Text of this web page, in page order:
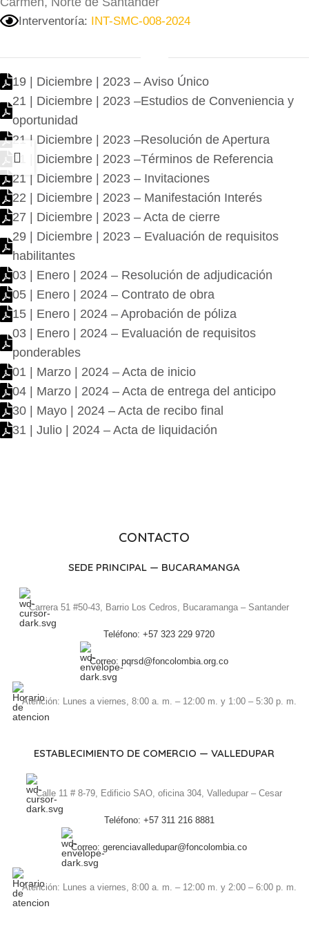
Interventoría: INT-SMC-008-2024
19 | Diciembre | 2023 – Aviso Único
21 | Diciembre | 2023 –Estudios de Conveniencia y
oportunidad
21 | Diciembre | 2023 –Resolución de Apertura
21 | Diciembre | 2023 –Términos de Referencia
21 | Diciembre | 2023 – Invitaciones
22 | Diciembre | 2023 – Manifestación Interés
27 | Diciembre | 2023 – Acta de cierre
29 | Diciembre | 2023 – Evaluación de requisitos
habilitantes
03 | Enero | 2024 – Resolución de adjudicación
05 | Enero | 2024 – Contrato de obra
15 | Enero | 2024 – Aprobación de póliza
03 | Enero | 2024 – Evaluación de requisitos
ponderables
01 | Marzo | 2024 – Acta de inicio
04 | Marzo | 2024 – Acta de entrega del anticipo
30 | Mayo | 2024 – Acta de recibo final
31 | Julio | 2024 – Acta de liquidación
CONTACTO
SEDE PRINCIPAL — BUCARAMANGA
Carrera 51 #50-43, Barrio Los Cedros, Bucaramanga – Santander
Teléfono: +57 323 229 9720
Correo: pqrsd@foncolombia.org.co
Atención: Lunes a viernes, 8:00 a. m. – 12:00 m. y 1:00 – 5:30 p. m.
ESTABLECIMIENTO DE COMERCIO — VALLEDUPAR
Calle 11 # 8-79, Edificio SAO, oficina 304, Valledupar – Cesar
Teléfono: +57 311 216 8881
Correo: gerenciavalledupar@foncolombia.co
Atención: Lunes a viernes, 8:00 a. m. – 12:00 m. y 2:00 – 6:00 p. m.